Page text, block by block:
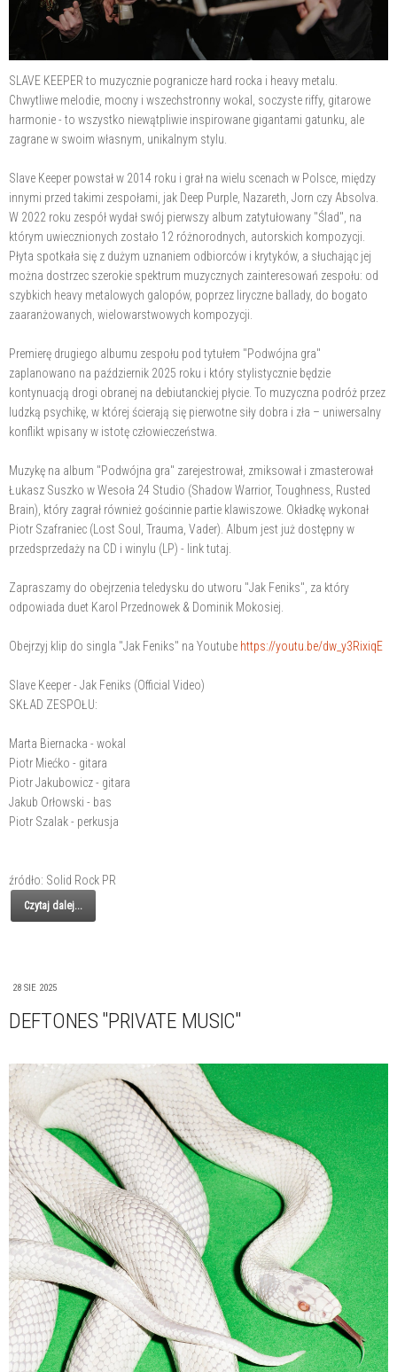
SLAVE KEEPER to muzycznie pogranicze hard rocka i heavy metalu.
Chwytliwe melodie, mocny i wszechstronny wokal, soczyste riffy, gitarowe
harmonie - to wszystko niewątpliwie inspirowane gigantami gatunku, ale
zagrane w swoim własnym, unikalnym stylu.
Slave Keeper powstał w 2014 roku i grał na wielu scenach w Polsce, między
innymi przed takimi zespołami, jak Deep Purple, Nazareth, Jorn czy Absolva.
W 2022 roku zespół wydał swój pierwszy album zatytułowany "Ślad", na
którym uwiecznionych zostało 12 różnorodnych, autorskich kompozycji.
Płyta spotkała się z dużym uznaniem odbiorców i krytyków, a słuchając jej
można dostrzec szerokie spektrum muzycznych zainteresowań zespołu: od
szybkich heavy metalowych galopów, poprzez liryczne ballady, do bogato
zaaranżowanych, wielowarstwowych kompozycji.
Premierę drugiego albumu zespołu pod tytułem "Podwójna gra"
zaplanowano na październik 2025 roku i który stylistycznie będzie
kontynuacją drogi obranej na debiutanckiej płycie. To muzyczna podróż przez
ludzką psychikę, w której ścierają się pierwotne siły dobra i zła – uniwersalny
konflikt wpisany w istotę człowieczeństwa.
Muzykę na album "Podwójna gra" zarejestrował, zmiksował i zmasterował
Łukasz Suszko w Wesoła 24 Studio (Shadow Warrior, Toughness, Rusted
Brain), który zagrał również gościnnie partie klawiszowe. Okładkę wykonał
Piotr Szafraniec (Lost Soul, Trauma, Vader). Album jest już dostępny w
przedsprzedaży na CD i winylu (LP) - link tutaj.
Zapraszamy do obejrzenia teledysku do utworu "Jak Feniks", za który
odpowiada duet Karol Przednowek & Dominik Mokosiej.
Obejrzyj klip do singla "Jak Feniks" na Youtube https://youtu.be/dw_y3RixiqE
Slave Keeper - Jak Feniks (Official Video)
SKŁAD ZESPOŁU:
Marta Biernacka - wokal
Piotr Miećko - gitara
Piotr Jakubowicz - gitara
Jakub Orłowski - bas
Piotr Szalak - perkusja
źródło: Solid Rock PR
Czytaj dalej...
28 SIE 2025
DEFTONES "PRIVATE MUSIC"